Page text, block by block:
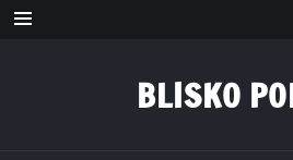
Przejdź
BLISKO